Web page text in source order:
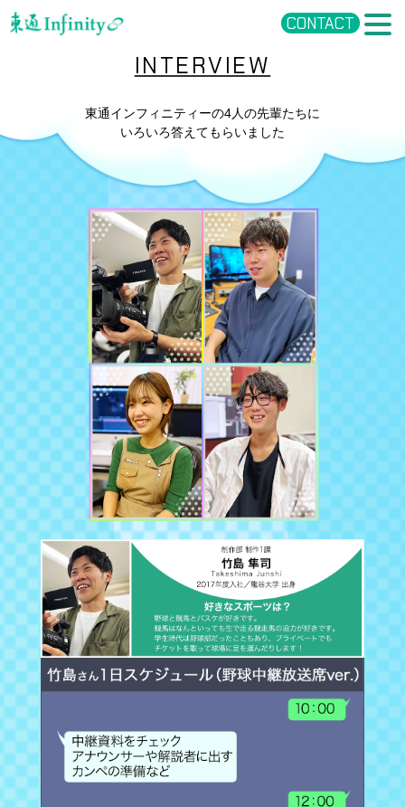
CONTACT
INTERVIEW
東通インフィニティーの4人の先輩たちに
いろいろ答えてもらいました